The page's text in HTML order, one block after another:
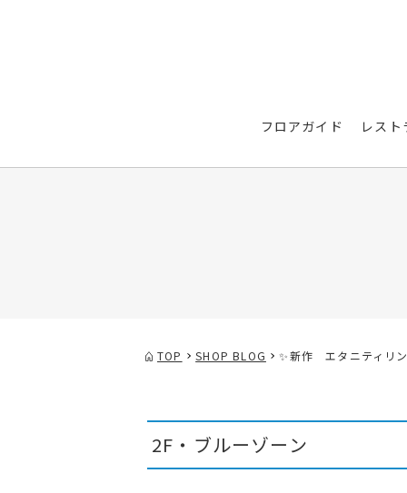
フロアガイド レスト
TOP SHOP BLOG ✨新作 エタニティリ
2F・ブルーゾーン